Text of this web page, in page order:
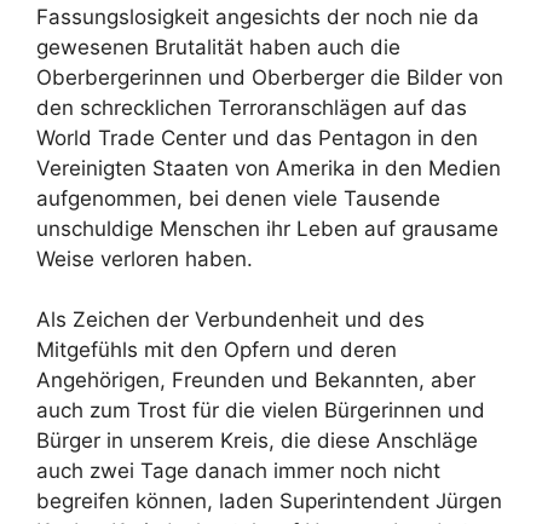
Fassungslosigkeit angesichts der noch nie da
gewesenen Brutalität haben auch die
Oberbergerinnen und Oberberger die Bilder von
den schrecklichen Terroranschlägen auf das
World Trade Center und das Pentagon in den
Vereinigten Staaten von Amerika in den Medien
aufgenommen, bei denen viele Tausende
unschuldige Menschen ihr Leben auf grausame
Weise verloren haben.
Als Zeichen der Verbundenheit und des
Mitgefühls mit den Opfern und deren
Angehörigen, Freunden und Bekannten, aber
auch zum Trost für die vielen Bürgerinnen und
Bürger in unserem Kreis, die diese Anschläge
auch zwei Tage danach immer noch nicht
begreifen können, laden Superintendent Jürgen